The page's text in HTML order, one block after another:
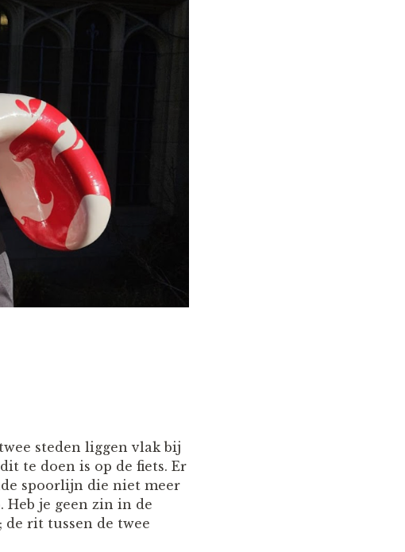
steden liggen vlak bij
te doen is op de fiets. Er
spoorlijn die niet meer
Heb je geen zin in de
rit tussen de twee